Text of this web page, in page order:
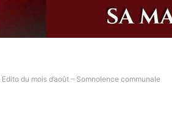
du mois d’août – Somnolence communale